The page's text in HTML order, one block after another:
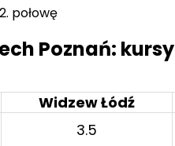
połowę
Poznań: kursy
Widzew Łódź
3.5